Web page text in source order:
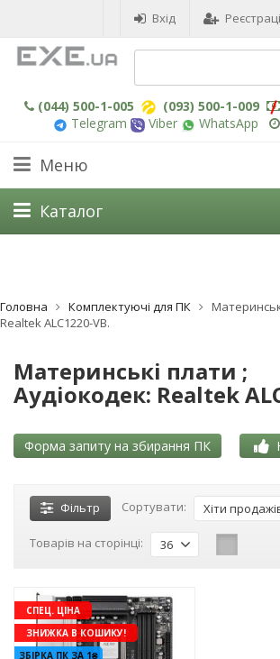
Вхід
(044) 500-1-005 (093) 500-1-009
Telegram
Viber WhatsApp
Меню
Каталог
Головна Комплектуючі для ПК
Realtek ALC1220-VB.
Материнські плати ;
Aудіокодек: Realtek
Форма запиту на збирання ПК
Фільтр Сортувати: Хіти
Товарів на сторінці: 36
СПЕЦ. ЦІНА
ЗНИЖКА В КОШИКУ!
ЗБІРКА ПК ЗА 1₴